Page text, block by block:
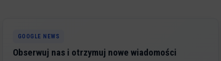
GOOGLE NEWS
Obserwuj nas i otrzymuj nowe wiadomości